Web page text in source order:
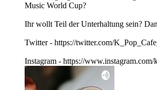
Music World Cup?
Ihr wollt Teil der Unterhaltung sein?
Twitter - https://twitter.com/K_Pop_Cafe_
Instagram - https://www.instagram.com/